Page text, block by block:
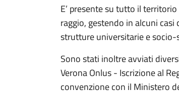
E’ presente su tutto il
raggio, gestendo in alcuni
strutture universitarie e socio-
Sono stati inoltre avviati
Verona Onlus - Iscrizione al
convenzione con il Ministero